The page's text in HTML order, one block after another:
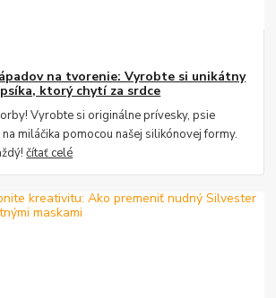
na tvorenie: Vyrobte si unikátny
ktorý chytí za srdce
Vyrobte si originálne prívesky, psie
miláčika pomocou našej silikónovej formy.
čítať celé